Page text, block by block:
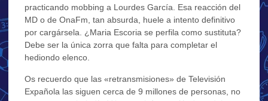
practicando mobbing a Lourdes García. Esa reacción del
MD o de OnaFm, tan absurda, huele a intento definitivo
por cargársela. ¿Maria Escoria se perfila como sustituta?
Debe ser la única zorra que falta para completar el
hediondo elenco.
Os recuerdo que las «retransmisiones» de Televisión
Expañola las siguen cerca de 9 millones de personas, no